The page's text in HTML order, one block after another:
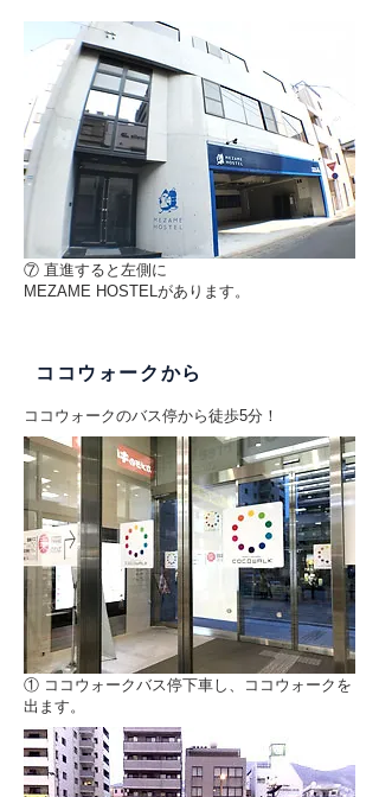
⑦ 直進すると左側に
MEZAME HOSTELがあります。
ココウォークから
ココウォークのバス停から徒歩5分！
​① ココウォークバス停下車し、ココウォークを
出ます。